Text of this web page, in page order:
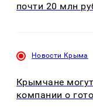
почти 20 млн
Новости Крыма
Крымчане
компании о